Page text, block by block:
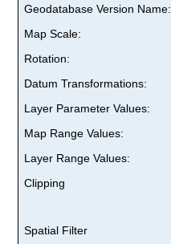
Geodatabase Version Name:
Map Scale:
Rotation:
Datum Transformations:
Layer Parameter Values:
Map Range Values:
Layer Range Values:
Clipping
Spatial Filter